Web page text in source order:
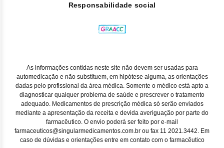
Responsabilidade social
As informações contidas neste site não devem ser usadas para
automedicação e não substituem, em hipótese alguma, as orientações
dadas pelo profissional da área médica. Somente o médico está apto a
diagnosticar qualquer problema de saúde e prescrever o tratamento
adequado. Medicamentos de prescrição médica só serão enviados
mediante a apresentação da receita e devida averiguação por parte do
farmacêutico. O envio poderá ser feito por e-mail
farmaceuticos@singularmedicamentos.com.br ou fax 11 2021.3442. Em
caso de dúvidas e orientações entre em contato com o farmacêutico